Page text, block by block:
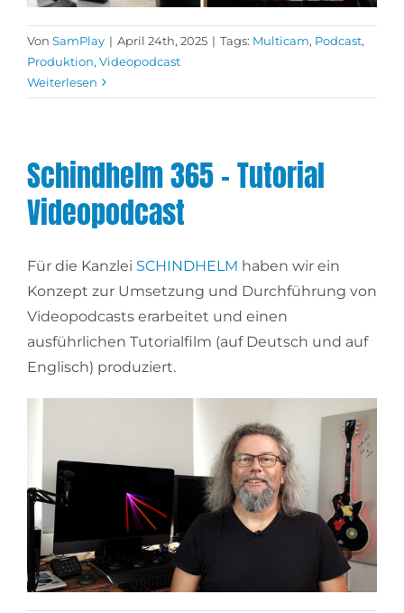
Von SamPlay | April 24th, 2025 | Tags: Multicam, Podcast,
Produktion, Videopodcast
Weiterlesen
Schindhelm 365 – Tutorial
Videopodcast
Für die Kanzlei SCHINDHELM haben wir ein
Konzept zur Umsetzung und Durchführung von
Videopodcasts erarbeitet und einen
ausführlichen Tutorialfilm (auf Deutsch und auf
Englisch) produziert.